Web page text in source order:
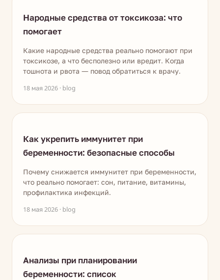
Народные средства от токсикоза: что
помогает
Какие народные средства реально помогают при
токсикозе, а что бесполезно или вредит. Когда
тошнота и рвота — повод обратиться к врачу.
18 мая 2026 · blog
Как укрепить иммунитет при
беременности: безопасные способы
Почему снижается иммунитет при беременности,
что реально помогает: сон, питание, витамины,
профилактика инфекций.
18 мая 2026 · blog
Анализы при планировании
беременности: список